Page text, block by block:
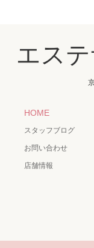
エス
HOME
スタッフブログ
お問い合わせ
店舗情報